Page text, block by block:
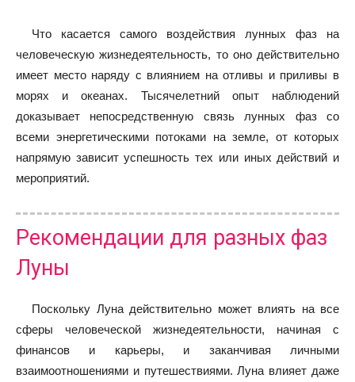
Что касается самого воздействия лунных фаз на
человеческую жизнедеятельность, то оно действительно
имеет место наряду с влиянием на отливы и приливы в
морях и океанах. Тысячелетний опыт наблюдений
доказывает непосредственную связь лунных фаз со
всеми энергетическими потоками на земле, от которых
напрямую зависит успешность тех или иных действий и
мероприятий.
Рекомендации для разных фаз
Луны
Поскольку Луна действительно может влиять на все
сферы человеческой жизнедеятельности, начиная с
финансов и карьеры, и заканчивая личными
взаимоотношениями и путешествиями. Луна влияет даже